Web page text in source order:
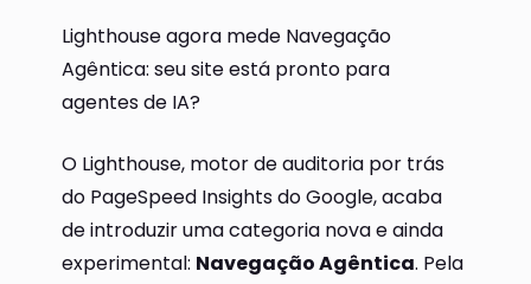
Lighthouse agora mede Navegação
Agêntica: seu site está pronto para
agentes de IA?
O Lighthouse, motor de auditoria por trás
do PageSpeed Insights do Google, acaba
de introduzir uma categoria nova e ainda
experimental: Navegação Agêntica. Pela